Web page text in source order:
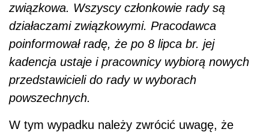
związkowa. Wszyscy członkowie rady są
działaczami związkowymi. Pracodawca
poinformował radę, że po 8 lipca br. jej
kadencja ustaje i pracownicy wybiorą nowych
przedstawicieli do rady w wyborach
powszechnych.
W tym wypadku należy zwrócić uwagę, że